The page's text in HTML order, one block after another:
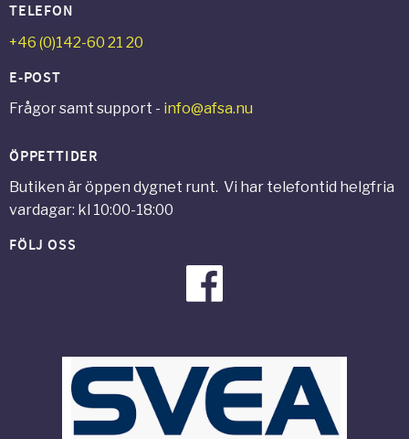
TELEFON
+46 (0)142-60 21 20
E-POST
Frågor samt support - info@afsa.nu
ÖPPETTIDER
Butiken är öppen dygnet runt. Vi har telefontid helgfria
vardagar: kl 10:00-18:00
FÖLJ OSS